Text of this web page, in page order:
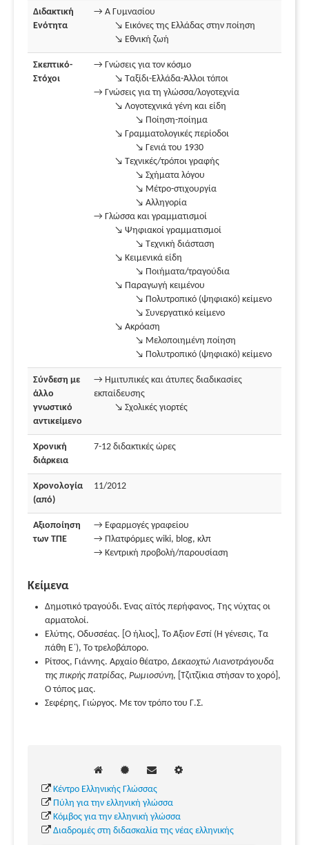
Διδακτική
Ενότητα
→ Α Γυμνασίου
↘ Εικόνες της Ελλάδας στην ποίηση
↘ Εθνική ζωή
Σκεπτικό-
Στόχοι
→ Γνώσεις για τον κόσμο
↘ Ταξίδι-Ελλάδα-Άλλοι τόποι
→ Γνώσεις για τη γλώσσα/λογοτεχνία
↘ Λογοτεχνικά γένη και είδη
↘ Ποίηση-ποίημα
↘ Γραμματολογικές περίοδοι
↘ Γενιά του 1930
↘ Τεχνικές/τρόποι γραφής
↘ Σχήματα λόγου
↘ Μέτρο-στιχουργία
↘ Αλληγορία
→ Γλώσσα και γραμματισμοί
↘ Ψηφιακοί γραμματισμοί
↘ Τεχνική διάσταση
↘ Κειμενικά είδη
↘ Ποιήματα/τραγούδια
↘ Παραγωγή κειμένου
↘ Πολυτροπικό (ψηφιακό) κείμενο
↘ Συνεργατικό κείμενο
↘ Ακρόαση
↘ Μελοποιημένη ποίηση
↘ Πολυτροπικό (ψηφιακό) κείμενο
Σύνδεση με
άλλο
γνωστικό
αντικείμενο
→ Ημιτυπικές και άτυπες διαδικασίες
εκπαίδευσης
↘ Σχολικές γιορτές
Χρονική
διάρκεια
7-12 διδακτικές ώρες
Χρονολογία
(από)
11/2012
Αξιοποίηση
των ΤΠΕ
→ Εφαρμογές γραφείου
→ Πλατφόρμες wiki, blog, κλπ
→ Κεντρική προβολή/παρουσίαση
Κείμενα
Δημοτικό τραγούδι. Ένας αϊτός περήφανος, Της νύχτας οι
αρματολοί.
Ελύτης, Οδυσσέας. [Ο ήλιος], ΤοΆξιον Εστί (Η γένεσις, Τα
πάθη Ε΄), Το τρελοβάπορο.
Ρίτσος, Γιάννης. Αρχαίο θέατρο, Δεκαοχτώ Λιανοτράγουδα
της πικρής πατρίδας, Ρωμιοσύνη, [Τζιτζίκια στήσαν το χορό],
Ο τόπος μας.
Σεφέρης, Γιώργος. Με τον τρόπο του Γ.Σ.
Κέντρο Ελληνικής Γλώσσας
Πύλη για την ελληνική γλώσσα
Κόμβος για την ελληνική γλώσσα
Διαδρομές στη διδασκαλία της νέας ελληνικής